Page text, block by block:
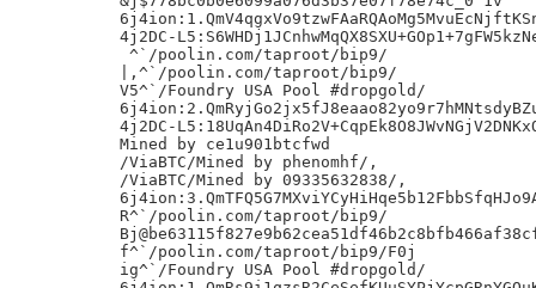
4j2DC-
^`/poolin.com/taproot/bip9/
|,^`/poolin.com/taproot/bip9/
V5^`/Foundry USA Pool #dropgold/
4j2DC-
Mined by ce1u901btcfwd
/ViaBTC/Mined by phenomhf/,
/ViaBTC/Mined by 09335632838/,
R^`/poolin.com/taproot/bip9/
f^`/poolin.com/taproot/bip9/F0j
ig^`/Foundry USA Pool #dropgold/